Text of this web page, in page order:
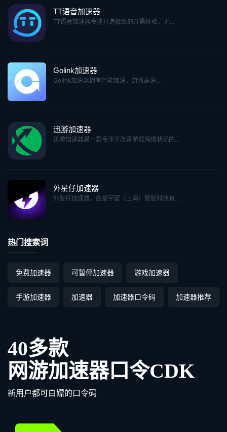
TT语音加速器
TT语音加速器专注打造极致的开黑体验，无...
Golink加速器
Golink加速器拥有智能加速、游戏高速...
迅游加速器
迅游加速器是一款专注于改善游戏网络状况的...
外星仔加速器
外星仔加速器，由星宇宙（上海）智能科技有...
热门搜索词
免费加速器 可暂停加速器 游戏加速器
手游加速器 加速器 加速器口令码 加速器推荐
40多款
网游加速器口令CDK
新用户都可白嫖的口令码